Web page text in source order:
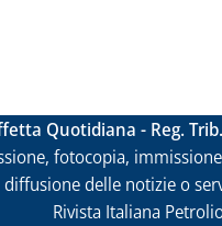
Quotidiana - Reg.
fotocopia,
delle notizie o
Rivista Italiana